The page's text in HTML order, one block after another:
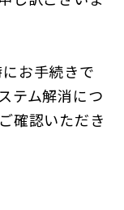
お手続きで
テム解消につ
確認いただき